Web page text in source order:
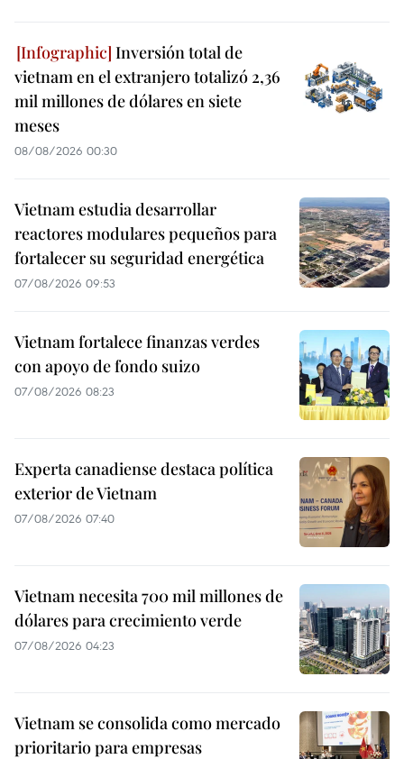
Inversión total de
vietnam en el extranjero totalizó 2,36
mil millones de dólares en siete
meses
08/08/2026 00:30
Vietnam estudia desarrollar
reactores modulares pequeños para
fortalecer su seguridad energética
07/08/2026 09:53
Vietnam fortalece finanzas verdes
con apoyo de fondo suizo
07/08/2026 08:23
Experta canadiense destaca política
exterior de Vietnam
07/08/2026 07:40
Vietnam necesita 700 mil millones de
dólares para crecimiento verde
07/08/2026 04:23
Vietnam se consolida como mercado
prioritario para empresas